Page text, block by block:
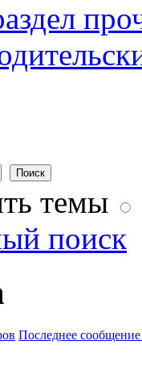
темы
поиск
Последнее сообщение